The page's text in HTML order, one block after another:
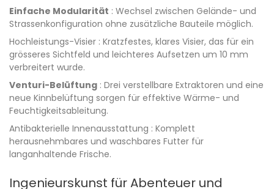
Einfache Modularität : Wechsel zwischen Gelände- und
Strassenkonfiguration ohne zusätzliche Bauteile möglich.
Hochleistungs-Visier : Kratzfestes, klares Visier, das für ein
grösseres Sichtfeld und leichteres Aufsetzen um 10 mm
verbreitert wurde.
Venturi-Belüftung : Drei verstellbare Extraktoren und eine
neue Kinnbelüftung sorgen für effektive Wärme- und
Feuchtigkeitsableitung.
Antibakterielle Innenausstattung : Komplett
herausnehmbares und waschbares Futter für
langanhaltende Frische.
Ingenieurskunst für Abenteuer und